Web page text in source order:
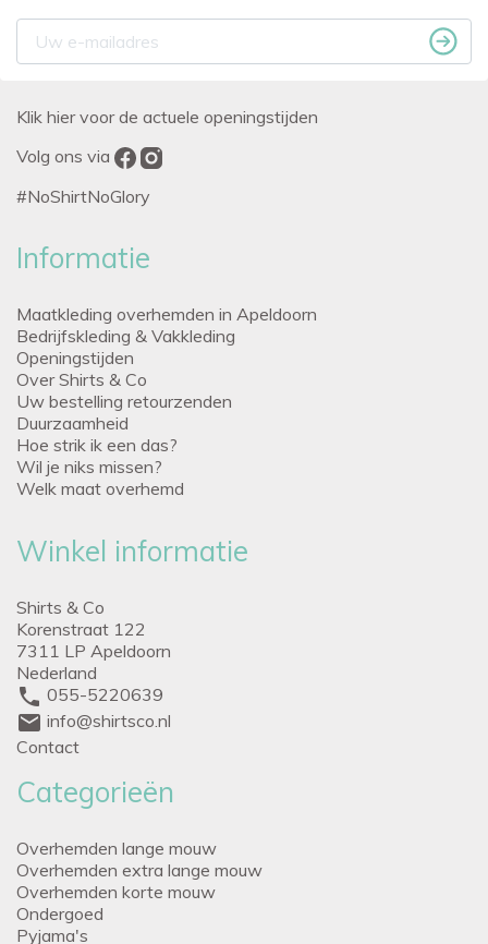
Klik hier voor de actuele openingstijden
Volg ons via
#NoShirtNoGlory
Informatie
Maatkleding overhemden in Apeldoorn
Bedrijfskleding & Vakkleding
Openingstijden
Over Shirts & Co
Uw bestelling retourzenden
Duurzaamheid
Hoe strik ik een das?
Wil je niks missen?
Welk maat overhemd
Winkel informatie
Shirts & Co
Korenstraat 122
7311 LP Apeldoorn
Nederland
phone 055-5220639
mail info@shirtsco.nl
Contact
Categorieën
Overhemden lange mouw
Overhemden extra lange mouw
Overhemden korte mouw
Ondergoed
Pyjama's